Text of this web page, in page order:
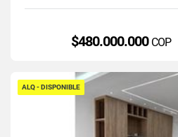
$480.000.000 COP
ALQ - DISPONIBLE